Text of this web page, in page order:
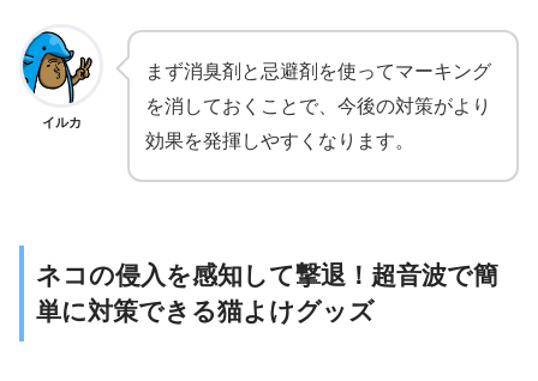
イルカ
まず消臭剤と忌避剤を使ってマーキング
を消しておくことで、今後の対策がより
効果を発揮しやすくなります。
ネコの侵入を感知して撃退！超音波で簡
単に対策できる猫よけグッズ